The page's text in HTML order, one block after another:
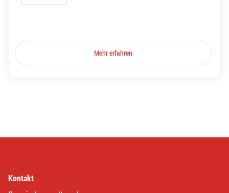
Mehr erfahren
Kontakt